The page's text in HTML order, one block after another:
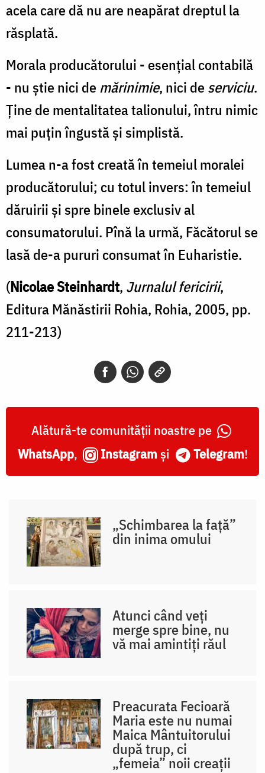
acela care dă nu are neapărat dreptul la
răsplată.
Morala producătorului - esenţial contabilă
- nu ştie nici demărinimie, nici deserviciu.
Ţine de mentalitatea talionului, întru nimic
mai puţin îngustă şi simplistă.
Lumea n-a fost creată în temeiul moralei
producătorului; cu totul invers: în temeiul
dăruirii şi spre binele exclusiv al
consumatorului. Pînă la urmă, Făcătorul se
lasă de-a pururi consumat în Euharistie.
(Nicolae Steinhardt, Jurnalul fericirii,
Editura Mănăstirii Rohia, Rohia, 2005, pp.
211-213)
Alătură-te comunității noastre pe
WhatsApp, Instagram și Telegram!
„Schimbarea la față”
din inima omului
Atunci când veți
merge spre bine, nu
vă mai amintiți răul
Preacurata Fecioară
Maria este nu numai
Maica Mântuitorului
după trup, ci
„femeia” noii creații